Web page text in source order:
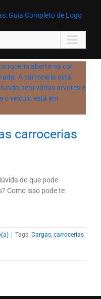
carrocerias
do que pode
Como isso pode te
Tags: Cargas, carrocerias